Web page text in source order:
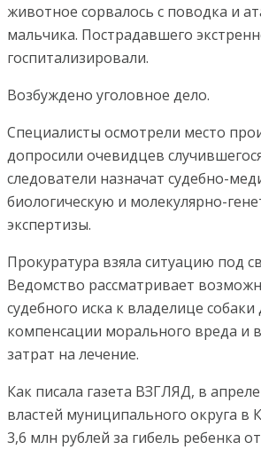
животное сорвалось с поводка и
мальчика. Пострадавшего
госпитализировали.
Возбуждено уголовное дело.
Специалисты осмотрели место
допросили очевидцев
следователи назначат судебно-
биологическую и молекулярно-
экспертизы.
Прокуратура взяла ситуацию под
Ведомство рассматривает
судебного иска к владелице собаки
компенсации морального вреда и
затрат на лечение.
Как писала газета ВЗГЛЯД, в апреле
властей муниципального округа в
3,6 млн рублей за гибель ребенка